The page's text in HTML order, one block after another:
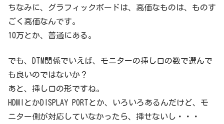
ちなみに、グラフィックボードは、高価なものは、ものす
ごく高価なんです。
10万とか、普通にある。
でも、DTM関係でいえば、モニターの挿し口の数で選んで
も良いのではないか？
あと、挿し口の形ですね。
HDMIとかDISPLAY PORTとか、いろいろあるんだけど、モ
ニター側が対応していなかったら、挿せないし・・・